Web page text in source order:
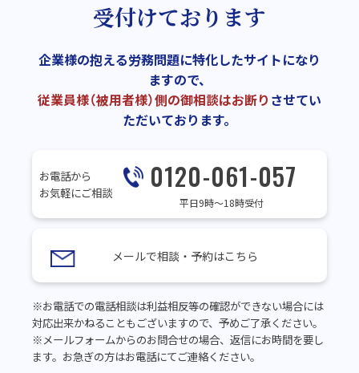
受付けております
企業様の抱える労務問題に特化したサイトになり
ますので、
従業員様（被用者様）側の御相談はお断り させてい
ただいております。
お電話から
お気軽にご相談
0120-061-057
平日9時～18時受付
メールで相談・予約はこちら
※お電話での電話相談は利益相反等の確認ができない場合には
対応出来かねることもございますので、予めご了承ください。
※メールフォームからのお問合せの場合、返信にお時間を要し
ます。お急ぎの方はお電話にてご連絡ください。